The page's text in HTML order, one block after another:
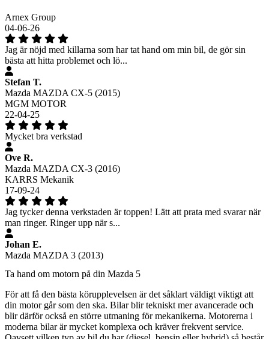
Arnex Group
04-06-26
Jag är nöjd med killarna som har tat hand om min bil, de gör sin
bästa att hitta problemet och lö...
Stefan T.
Mazda MAZDA CX-5 (2015)
MGM MOTOR
22-04-25
Mycket bra verkstad
Ove R.
Mazda MAZDA CX-3 (2016)
KARRS Mekanik
17-09-24
Jag tycker denna verkstaden är toppen! Lätt att prata med svarar när
man ringer. Ringer upp när s...
Johan E.
Mazda MAZDA 3 (2013)
Ta hand om motorn på din Mazda 5
För att få den bästa körupplevelsen är det såklart väldigt viktigt att
din motor går som den ska. Bilar blir tekniskt mer avancerade och
blir därför också en större utmaning för mekanikerna. Motorerna i
moderna bilar är mycket komplexa och kräver frekvent service.